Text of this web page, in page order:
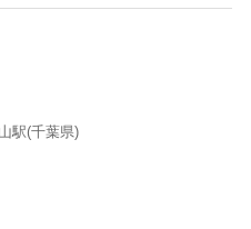
駅(千葉県)